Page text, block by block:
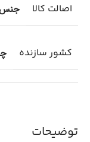
توضیحات
اصالت کالا جنس
کشور سازنده